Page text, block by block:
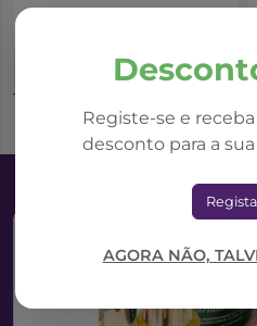
Registe-se e
desconto para a
AGORA NÃO,
Adicionar ao Carrinho